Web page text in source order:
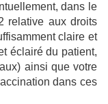
dans le
relative aux droits
claire et
éclairé du patient,
ainsi que votre
dans ces